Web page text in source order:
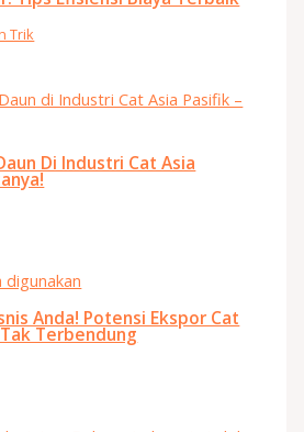
Trik
Di Industri Cat Asia
Anda! Potensi Ekspor Cat
Terbendung